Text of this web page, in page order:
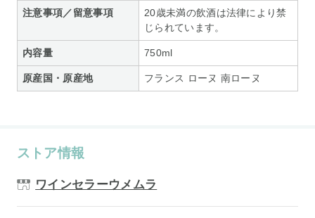
注意事項／留意事項
20歳未満の飲酒は法律により禁
じられています。
内容量 750ml
原産国・原産地 フランス ローヌ 南ローヌ
ストア情報
ワインセラーウメムラ